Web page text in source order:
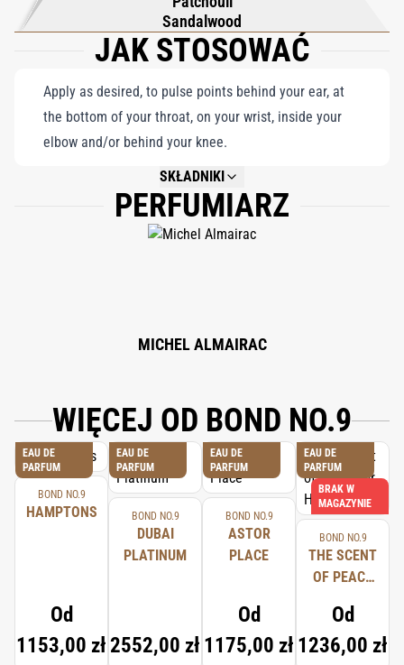
Sandalwood
JAK STOSOWAĆ
Apply as desired, to pulse points behind your ear, at
the bottom of your throat, on your wrist, inside your
elbow and/or behind your knee.
SKŁADNIKI
NOT AVAILABLE.
PERFUMIARZ
MICHEL ALMAIRAC
WIĘCEJ OD BOND NO.9
EAU DE
PARFUM
BOND NO.9
HAMPTONS
Od
1153,00 zł
EAU DE
PARFUM
BOND NO.9
DUBAI
PLATINUM
2552,00 zł
EAU DE
PARFUM
BOND NO.9
ASTOR
PLACE
Od
1175,00 zł
EAU DE
PARFUM
BRAK W
MAGAZYNIE
BOND NO.9
THE SCENT
OF PEACE
Od
1236,00 zł